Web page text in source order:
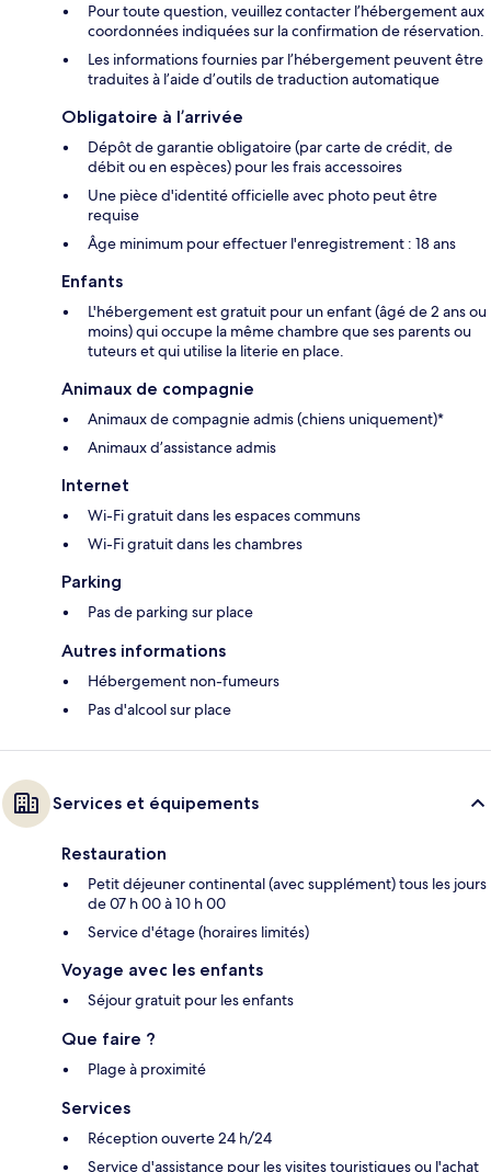
Pour toute question, veuillez contacter l’hébergement aux
coordonnées indiquées sur la confirmation de réservation.
Les informations fournies par l’hébergement peuvent être
traduites à l’aide d’outils de traduction automatique
Obligatoire à l’arrivée
Dépôt de garantie obligatoire (par carte de crédit, de
débit ou en espèces) pour les frais accessoires
Une pièce d'identité officielle avec photo peut être
requise
Âge minimum pour effectuer l'enregistrement : 18 ans
Enfants
L'hébergement est gratuit pour un enfant (âgé de 2 ans ou
moins) qui occupe la même chambre que ses parents ou
tuteurs et qui utilise la literie en place.
Animaux de compagnie
Animaux de compagnie admis (chiens uniquement)*
Animaux d’assistance admis
Internet
Wi-Fi gratuit dans les espaces communs
Wi-Fi gratuit dans les chambres
Parking
Pas de parking sur place
Autres informations
Hébergement non-fumeurs
Pas d'alcool sur place
Services et équipements
Restauration
Petit déjeuner continental (avec supplément) tous les jours
de 07 h 00 à 10 h 00
Service d'étage (horaires limités)
Voyage avec les enfants
Séjour gratuit pour les enfants
Que faire ?
Plage à proximité
Services
Réception ouverte 24 h/24
Service d'assistance pour les visites touristiques ou l'achat